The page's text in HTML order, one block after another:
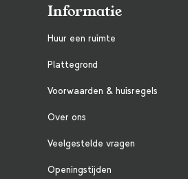
Informatie
Huur een ruimte
Plattegrond
Voorwaarden & huisregels
Over ons
Veelgestelde vragen
Openingstijden